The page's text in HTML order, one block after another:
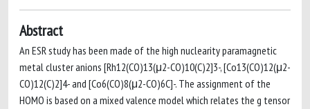
Abstract
An ESR study has been made of the high nuclearity paramagnetic
metal cluster anions [Rh12(CO)13(μ2-CO)10(C)2]3-, [Co13(CO)12(μ2-
CO)12(C)2]4- and [Co6(CO)8(μ2-CO)6C]-. The assignment of the
HOMO is based on a mixed valence model which relates the g tensor